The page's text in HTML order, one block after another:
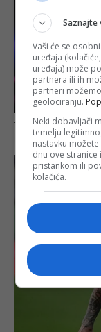
Saznajte
Vaši će se
uređaja
uređaja) može
partnera ili ih
partneri
geolociranju.
Neki dobavljači
temelju
nastavku
dnu ove
pristankom ili
kolačića.